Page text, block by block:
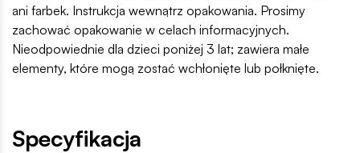
ani farbek. Instrukcja wewnątrz opakowania. Prosimy
zachować opakowanie w celach informacyjnych.
Nieodpowiednie dla dzieci poniżej 3 lat; zawiera małe
elementy, które mogą zostać wchłonięte lub połknięte.
Specyfikacja